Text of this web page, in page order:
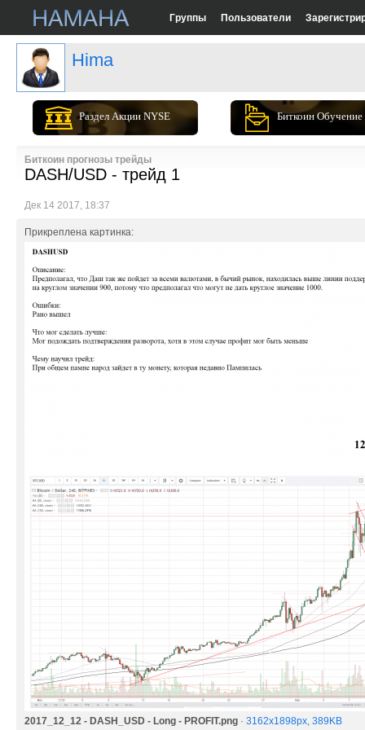
Группы Пользователи
Hima
Раздел Акции NYSE Биткоин Обучение
Биткоин прогнозы трейды
DASH/USD - трейд 1
Дек 14 2017, 18:37
Прикреплена картинка:
2017_12_12 - DASH_USD - Long - PROFIT.png · 3162x1898px, 389KB